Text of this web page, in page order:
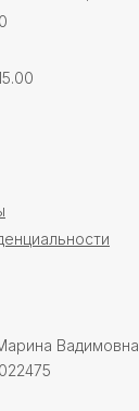
Вадимовна